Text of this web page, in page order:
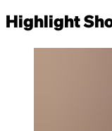
Highlight